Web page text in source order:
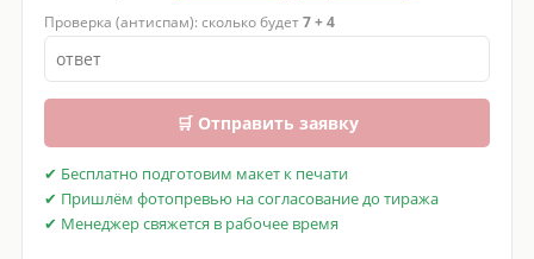
Проверка (антиспам): сколько будет7 + 4
🛒 Отправить заявку
✔ Бесплатно подготовим макет к печати
✔ Пришлём фотопревью на согласование до тиража
✔ Менеджер свяжется в рабочее время